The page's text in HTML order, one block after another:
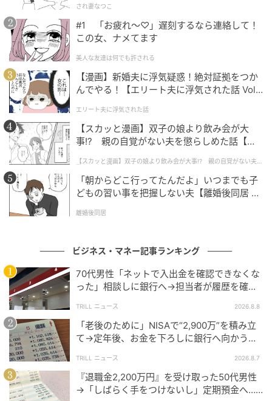
として機能するポジティブな側面もあります。大切な
のは、そのサービスが「適切なルール」に基づいてい
るかを見守ることです。
家族による定期的コミュニケーション： 「最近、誰
か訪ねてきた？」という何気ない会話が、異変を察知
する第一歩になります。
適合性の確認：
見合った商品かどうかを家族を含めて確認する習慣が
重要です。
万が一、強引な勧誘や不適切な説明が疑われる場合
は、以下の公的な窓口で専門的なアドバイスを受ける
ことが可能です。
消費者ホットライン：188（局番なし）
法テラス（法的トラブルの相談）：0570-078-374
※本記事は特定の職種を誹謗中傷するものではなく、
高齢者を狙った不適切な勧誘への注意喚起を目的とし
ています。
次の記事
され妻なつこ
#1 「お疲れ〜♡」遅刻するなら連絡して！
この女、ナメてます
美人な友達は何でも許される
【漫画】新婚夫に浮気疑惑！絶対証拠をつか
んでやる！【エリート夫に浮気された話 Vol.
エリート夫に浮気された話
【スカッと漫画】双子の娘より飲み会が大
事!? 親の自覚がない夫を懲らしめた話【第1
【スカッと漫画】双子の娘より飲み会が大事!? 親の自覚がない夫を
懲らしめた話
「朝からどこ行ってたんだよ」いつまでも子
どもの習い事を把握しない夫【離婚後同居 Vo
離婚後同居
ビジネス・マネー記事ランキング
70代男性「ネットで入出金を確認できなくな
った」相談しに銀行へ→担当者が履歴を確認
TRILL ニュース 2026.8.8
「老後のために」NISAで“2,900万”を積み立
て→定年後、お金を下ろしに銀行へ向かう
TRILL ニュース 2026.8.7
『退職金2,200万円』を受け取った50代男性
→「しばらく手をつけないし」定期預金へ…4